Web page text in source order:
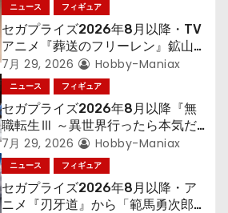
ニュース フィギュア
セガプライズ2026年8月以降・TV
アニメ『葬送のフリーレン』鉱山で
300年働くことになっっちゃった
「フリーレン」を立体化！
7月 29, 2026 Hobby-Maniax
ニュース フィギュア
セガプライズ2026年8月以降『無
職転生Ⅲ ～異世界行ったら本気だ
す～』から「ロキシー」のフィギュ
アが登場！
7月 29, 2026 Hobby-Maniax
ニュース フィギュア
セガプライズ2026年8月以降・ア
ニメ『刃牙道』から「範馬勇次郎」